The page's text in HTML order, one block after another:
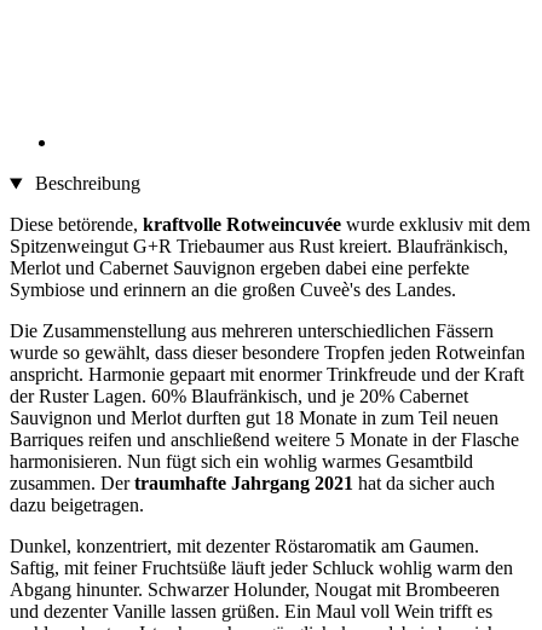
Beschreibung
Diese betörende, kraftvolle Rotweincuvée wurde exklusiv mit dem
Spitzenweingut G+R Triebaumer aus Rust kreiert. Blaufränkisch,
Merlot und Cabernet Sauvignon ergeben dabei eine perfekte
Symbiose und erinnern an die großen Cuveè's des Landes.
Die Zusammenstellung aus mehreren unterschiedlichen Fässern
wurde so gewählt, dass dieser besondere Tropfen jeden Rotweinfan
anspricht. Harmonie gepaart mit enormer Trinkfreude und der Kraft
der Ruster Lagen. 60% Blaufränkisch, und je 20% Cabernet
Sauvignon und Merlot durften gut 18 Monate in zum Teil neuen
Barriques reifen und anschließend weitere 5 Monate in der Flasche
harmonisieren. Nun fügt sich ein wohlig warmes Gesamtbild
zusammen. Dertraumhafte Jahrgang 2021 hat da sicher auch
dazu beigetragen.
Dunkel, konzentriert, mit dezenter Röstaromatik am Gaumen.
Saftig, mit feiner Fruchtsüße läuft jeder Schluck wohlig warm den
Abgang hinunter. Schwarzer Holunder, Nougat mit Brombeeren
und dezenter Vanille lassen grüßen. Ein Maul voll Wein trifft es